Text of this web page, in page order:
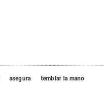
asegura
temblar la mano